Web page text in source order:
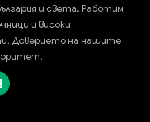
и света. Работим
и високи
Доверието на нашите